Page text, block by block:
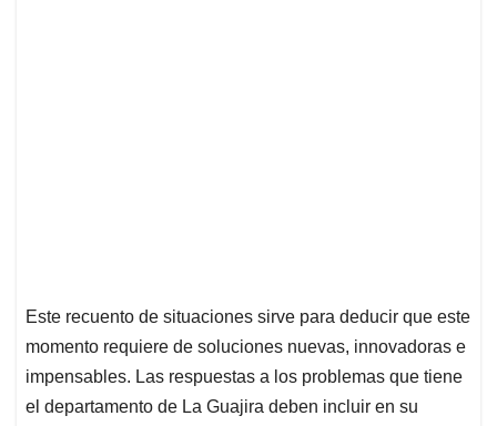
Este recuento de situaciones sirve para deducir que este
momento requiere de soluciones nuevas, innovadoras e
impensables. Las respuestas a los problemas que tiene
el departamento de La Guajira deben incluir en su